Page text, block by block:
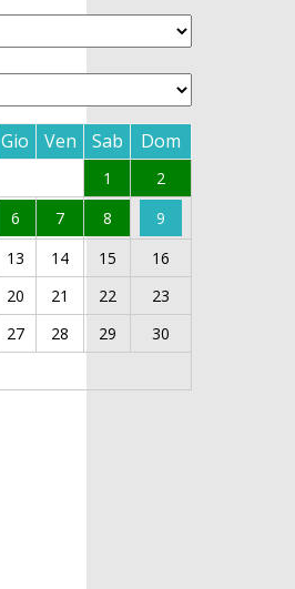
Gio Ven Sab Dom
1
2
6 7 8
9
13 14 15
16
20 21 22
23
27 28 29
30